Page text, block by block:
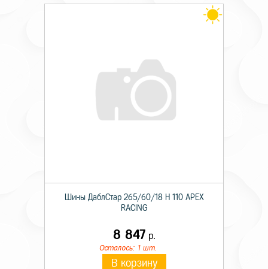
Шины ДаблСтар 265/60/18 H 110 APEX
RACING
8 847 р.
Осталось: 1 шт.
В корзину